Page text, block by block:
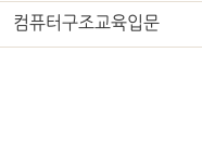
컴퓨터구조교육입문